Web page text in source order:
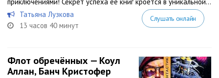
Татьяна Лузкова
13 часов 40 минут
Слушать онлайн
Флот обречённых — Коул
Аллан, Банч Кристофер